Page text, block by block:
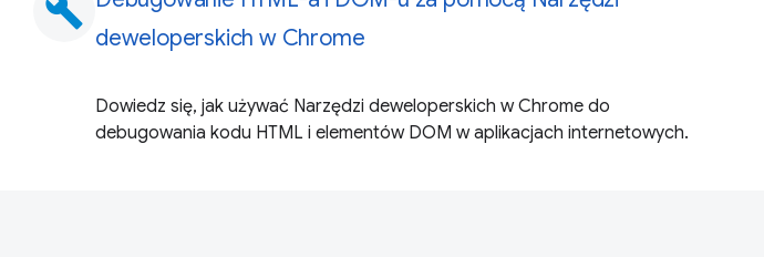
build
deweloperskich w Chrome
Dowiedz się, jak używać Narzędzi deweloperskich w Chrome do
debugowania kodu HTML i elementów DOM w aplikacjach internetowych.